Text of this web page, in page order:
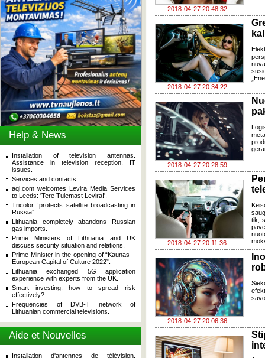
Help & News
Installation of television antennas.
Assistance in television reception, IT
issues.
Services and contacts.
aql.com welcomes Levira Media Services
to Leeds: 'Tere Tulemast Levira!'.
Tricolor “protects satellite broadcasting in
Russia”.
Lithuania completely abandons Russian
gas imports.
Prime Ministers of Lithuania and UK
discuss security situation and relations.
Prime Minister in the opening of “Kaunas –
European Capital of Culture 2022”.
Lithuania exchanged 5G application
experience with experts from the UK.
Smart investing: how to spread risk
effectively?
Frequencies of DVB-T network of
Lithuanian commercial televisions.
Aide et Nouvelles
Installation d'antennes de télévision.
2018-04-27 20:48:32
2018-04-27 20:34:22
2018-04-27 20:28:59
2018-04-27 20:11:36
tik,
2018-04-27 20:06:36